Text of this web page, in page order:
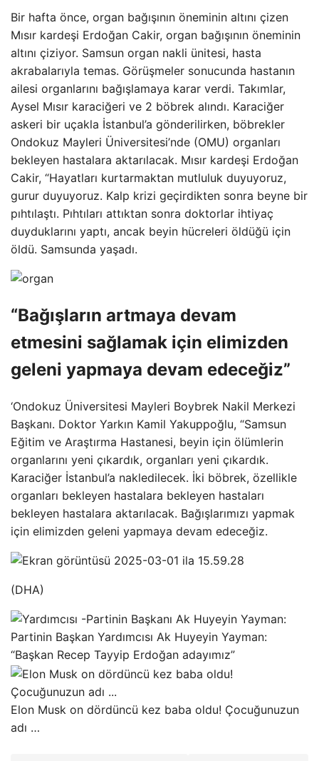
Bir hafta önce, organ bağışının öneminin altını çizen
Mısır kardeşi Erdoğan Cakir, organ bağışının öneminin
altını çiziyor. Samsun organ nakli ünitesi, hasta
akrabalarıyla temas. Görüşmeler sonucunda hastanın
ailesi organlarını bağışlamaya karar verdi. Takımlar,
Aysel Mısır karaciğeri ve 2 böbrek alındı. Karaciğer
askeri bir uçakla İstanbul’a gönderilirken, böbrekler
Ondokuz Mayleri Üniversitesi’nde (OMU) organları
bekleyen hastalara aktarılacak. Mısır kardeşi Erdoğan
Cakir, “Hayatları kurtarmaktan mutluluk duyuyoruz,
gurur duyuyoruz. Kalp krizi geçirdikten sonra beyne bir
pıhtılaştı. Pıhtıları attıktan sonra doktorlar ihtiyaç
duyduklarını yaptı, ancak beyin hücreleri öldüğü için
öldü. Samsunda yaşadı.
“Bağışların artmaya devam
etmesini sağlamak için elimizden
geleni yapmaya devam edeceğiz”
‘Ondokuz Üniversitesi Mayleri Boybrek Nakil Merkezi
Başkanı. Doktor Yarkın Kamil Yakuppoğlu, “Samsun
Eğitim ve Araştırma Hastanesi, beyin için ölümlerin
organlarını yeni çıkardık, organları yeni çıkardık.
Karaciğer İstanbul’a nakledilecek. İki böbrek, özellikle
organları bekleyen hastalara bekleyen hastaları
bekleyen hastalara aktarılacak. Bağışlarımızı yapmak
için elimizden geleni yapmaya devam edeceğiz.
(DHA)
Partinin Başkan Yardımcısı Ak Huyeyin Yayman:
“Başkan Recep Tayyip Erdoğan adayımız”
Elon Musk on dördüncü kez baba oldu! Çocuğunuzun
adı …